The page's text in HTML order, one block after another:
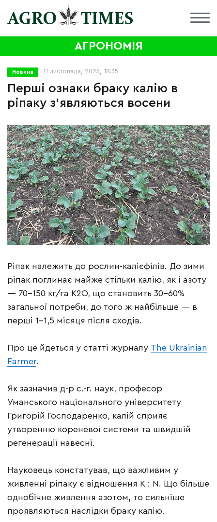
АГРОНОМІЯ
Новина 11 листопада, 2025, 18:35
Перші ознаки браку калію в
ріпаку з’являються восени
Ріпак належить до рослин-калієфілів. До зими
ріпак поглинає майже стільки калію, як і азоту
— 70–150 кг/га К2О, що становить 30–60%
загальної потреби, до того ж найбільше — в
перші 1–1,5 місяця після сходів.
Про це йдеться у статті журналу The Ukrainian
Farmer.
Як зазначив д-р с.-г. наук, професор
Уманського національного університету
Григорій Господаренко, калій сприяє
утворенню кореневої системи та швидшій
регенерації навесні.
Науковець констатував, що важливим у
живленні ріпаку є відношення К : N. Що більше
однобічне живлення азотом, то сильніше
проявляються наслідки браку калію.